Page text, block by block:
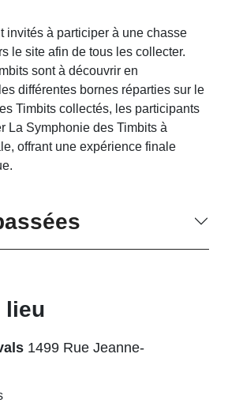
invités à participer à une chasse
le site afin de tous les collecter.
sont à découvrir en
différentes bornes réparties sur le
Timbits collectés, les participants
La Symphonie des Timbits à
offrant une expérience finale
lieu
1499 Rue Jeanne-